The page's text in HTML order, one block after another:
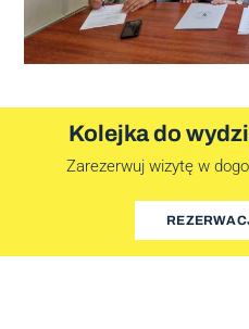
Kolejka do
Zarezerwuj wizytę w